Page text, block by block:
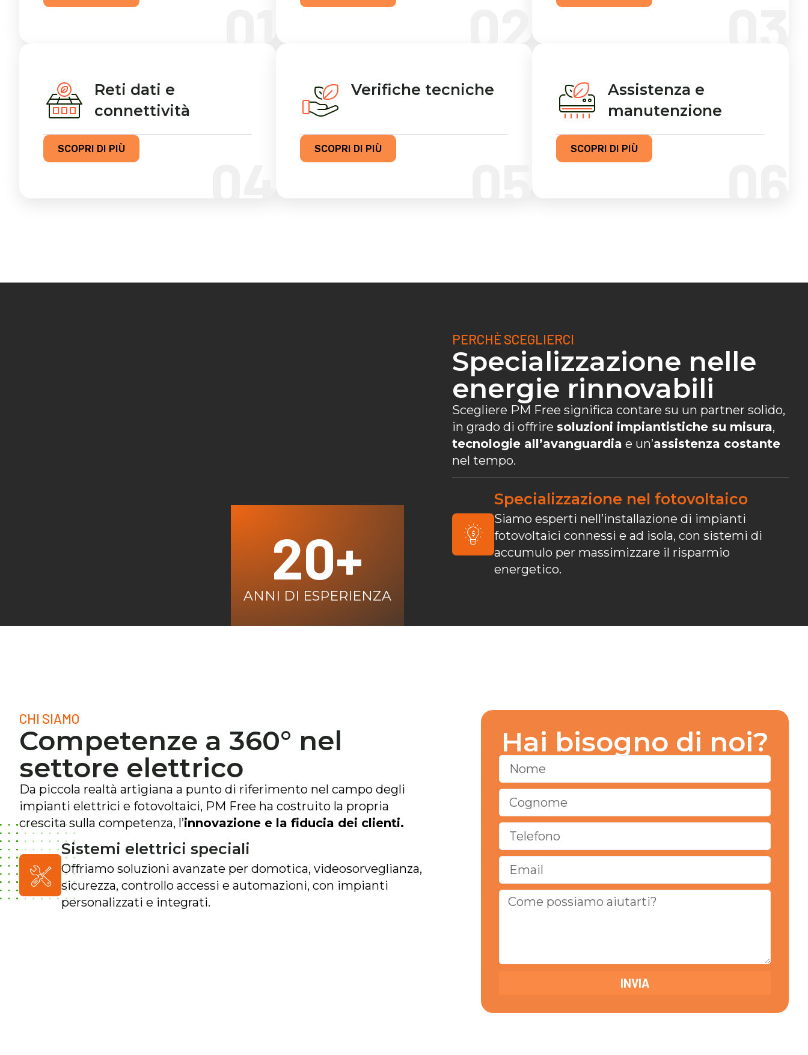
Reti dati e
connettività
SCOPRI DI PIÙ
Verifiche tecniche
SCOPRI DI PIÙ
Assistenza e
manutenzione
SCOPRI DI PIÙ
20+
ANNI DI ESPERIENZA
PERCHÈ SCEGLIERCI
Specializzazione nelle
energie rinnovabili
Scegliere PM Free significa contare su un partner solido,
in grado di offrire soluzioni impiantistiche su misura,
tecnologie all’avanguardia e un’assistenza costante
nel tempo.
Specializzazione nel fotovoltaico
Siamo esperti nell’installazione di impianti
fotovoltaici connessi e ad isola, con sistemi di
accumulo per massimizzare il risparmio
energetico.
CHI SIAMO
Competenze a 360° nel
settore elettrico
Da piccola realtà artigiana a punto di riferimento nel campo degli
impianti elettrici e fotovoltaici, PM Free ha costruito la propria
crescita sulla competenza, l’innovazione e la fiducia dei clienti.
Sistemi elettrici speciali
Offriamo soluzioni avanzate per domotica, videosorveglianza,
sicurezza, controllo accessi e automazioni, con impianti
personalizzati e integrati.
Hai bisogno di noi?
INVIA